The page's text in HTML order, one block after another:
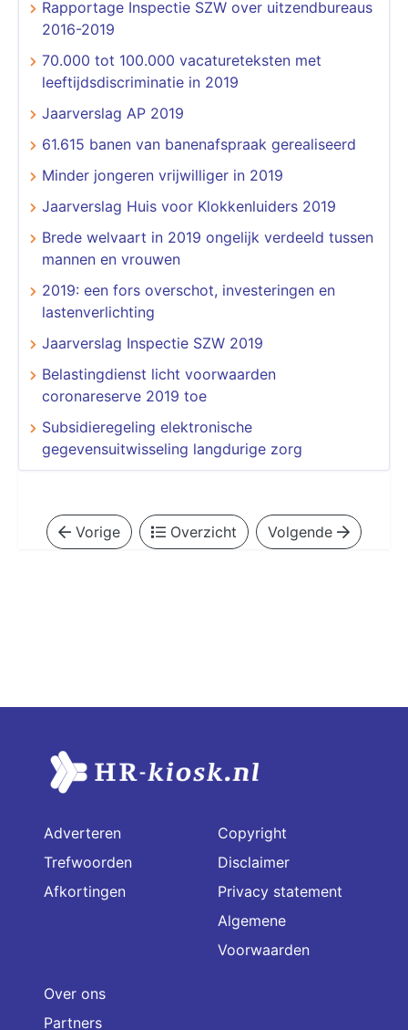
Rapportage Inspectie SZW over uitzendbureaus
2016-2019
70.000 tot 100.000 vacatureteksten met
leeftijdsdiscriminatie in 2019
Jaarverslag AP 2019
61.615 banen van banenafspraak gerealiseerd
Minder jongeren vrijwilliger in 2019
Jaarverslag Huis voor Klokkenluiders 2019
Brede welvaart in 2019 ongelijk verdeeld tussen
mannen en vrouwen
2019: een fors overschot, investeringen en
lastenverlichting
Jaarverslag Inspectie SZW 2019
Belastingdienst licht voorwaarden
coronareserve 2019 toe
Subsidieregeling elektronische
gegevensuitwisseling langdurige zorg
Vorige Overzicht Volgende
Adverteren
Trefwoorden
Afkortingen
Copyright
Disclaimer
Privacy statement
Algemene
Voorwaarden
Over ons
Partners